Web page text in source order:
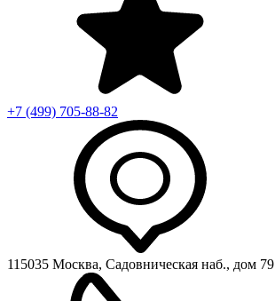
+7 (499) 705-88-82
115035 Москва, Садовническая наб., дом 79